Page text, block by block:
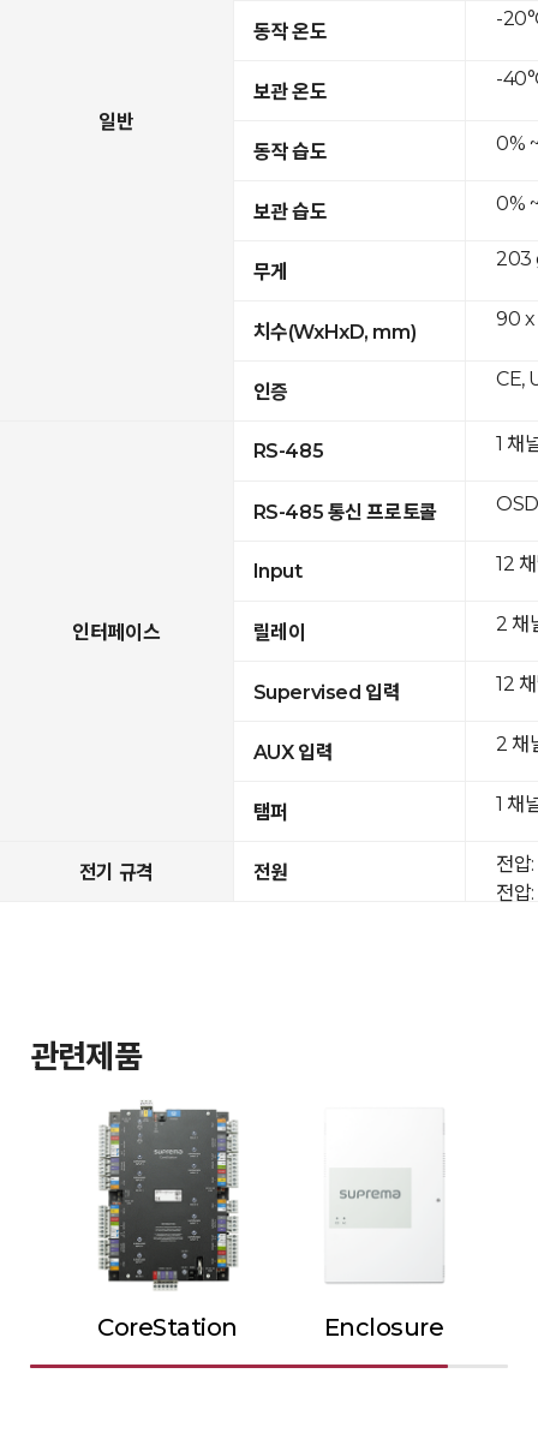
일반
동작 온도
보관 온도
동작 습도
보관 습도
무게
치수(WxHxD, mm)
인증
인터페이스
RS-485
RS-485 통신 프로토콜
Input
릴레이
Supervised 입력
AUX 입력
탬퍼
전기 규격 전원
-
-
0%
0%
203
90 x
CE,
1 채
12
2 채
12
2 채
1 채
전압
전압
관련제품
CoreStation Enclosure